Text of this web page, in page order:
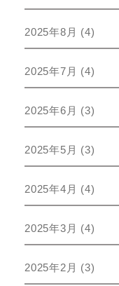
2025年8月 (4)
2025年7月 (4)
2025年6月 (3)
2025年5月 (3)
2025年4月 (4)
2025年3月 (4)
2025年2月 (3)